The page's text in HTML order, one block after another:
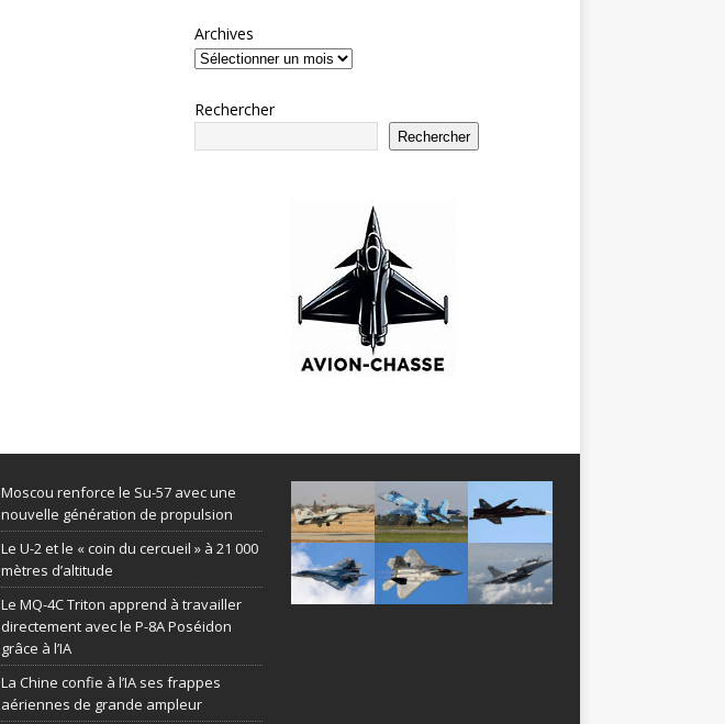
Archives
Rechercher
Rechercher
Moscou renforce le Su-57 avec une
nouvelle génération de propulsion
Le U-2 et le « coin du cercueil » à 21 000
mètres d’altitude
Le MQ-4C Triton apprend à travailler
directement avec le P-8A Poséidon
grâce à l’IA
La Chine confie à l’IA ses frappes
aériennes de grande ampleur